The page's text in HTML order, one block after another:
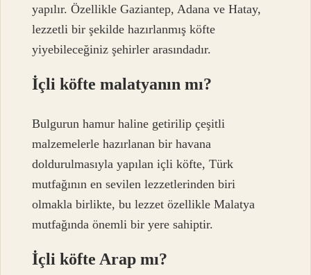
yapılır. Özellikle Gaziantep, Adana ve Hatay,
lezzetli bir şekilde hazırlanmış köfte
yiyebileceğiniz şehirler arasındadır.
İçli köfte malatyanın mı?
Bulgurun hamur haline getirilip çeşitli
malzemelerle hazırlanan bir havana
doldurulmasıyla yapılan içli köfte, Türk
mutfağının en sevilen lezzetlerinden biri
olmakla birlikte, bu lezzet özellikle Malatya
mutfağında önemli bir yere sahiptir.
İçli köfte Arap mı?